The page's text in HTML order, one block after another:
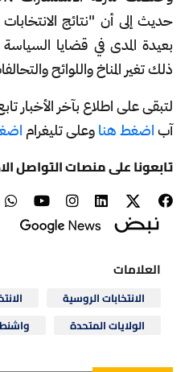
حديث إلى أن "نتائج
بعيدة المدى في قضايا السياسة
ذلك تغير المناخ واللوائح
آباضغط هناوعلى تليغرام
تابعونا على منصات التواصل
العلامات
الانتخابات الروسية
الولايات المتحدة